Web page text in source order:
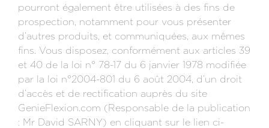
pourront également être utilisées à des fins de
prospection, notamment pour vous présenter
d’autres produits, et communiquées, aux mêmes
fins. Vous disposez, conformément aux articles 39
et 40 de la loi n° 78-17 du 6 janvier 1978 modifiée
par la loi n°2004-801 du 6 août 2004, d’un droit
d’accès et de rectification auprès du site
GenieFlexion.com (Responsable de la publication
: Mr David SARNY) en cliquant sur le lien ci-